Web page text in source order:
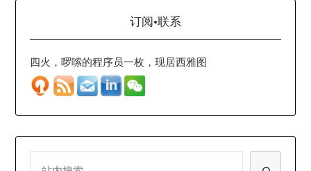
订阅·联系
四火，啰嗦的程序员一枚，现居西雅图